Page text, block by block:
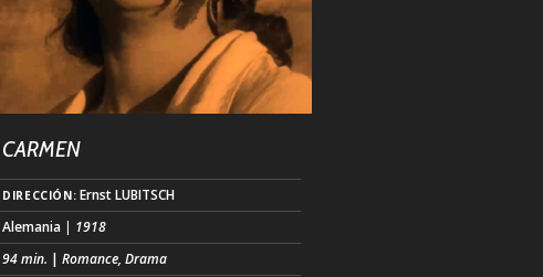
CARMEN
DIRECCIÓN: Ernst LUBITSCH
Alemania | 1918
94 min. |Romance, Drama